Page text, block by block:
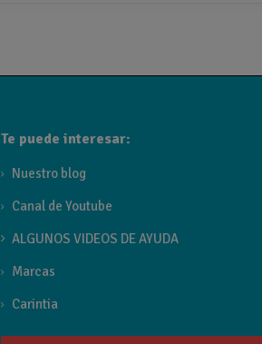
Te puede interesar:
Nuestro blog
Canal de Youtube
ALGUNOS VIDEOS DE AYUDA
Marcas
Carintia